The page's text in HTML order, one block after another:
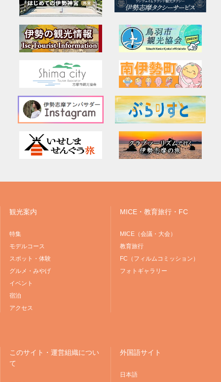
観光案内
特集
モデルコース
スポット・体験
グルメ・みやげ
イベント
宿泊
アクセス
MICE・教育旅行・FC
MICE（会議・大会）
教育旅行
FC（フィルムコミッション）
フォトギャラリー
このサイト・運営組織につい
て
外国語サイト
日本語